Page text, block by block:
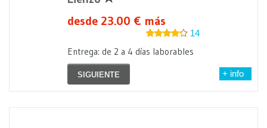
desde 23.00 € más
14
Entrega: de 2 a 4 días laborables
SIGUIENTE + info